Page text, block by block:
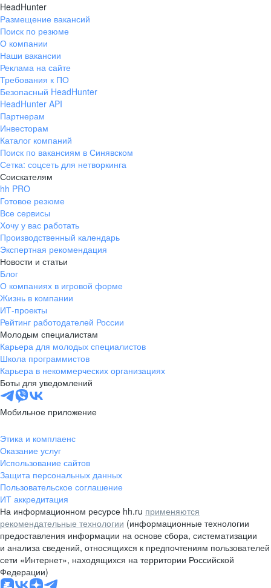
HeadHunter
Размещение вакансий
Поиск по резюме
О компании
Наши вакансии
Реклама на сайте
Требования к ПО
Безопасный HeadHunter
HeadHunter API
Партнерам
Инвесторам
Каталог компаний
Поиск по вакансиям в Синявском
Сетка: соцсеть для нетворкинга
Соискателям
hh PRO
Готовое резюме
Все сервисы
Хочу у вас работать
Производственный календарь
Экспертная рекомендация
Новости и статьи
Блог
О компаниях в игровой форме
Жизнь в компании
ИТ-проекты
Рейтинг работодателей России
Молодым специалистам
Карьера для молодых специалистов
Школа программистов
Карьера в некоммерческих организациях
Боты для уведомлений
Мобильное приложение
Этика и комплаенс
Оказание услуг
Использование сайтов
Защита персональных данных
Пользовательское соглашение
ИТ аккредитация
На информационном ресурсе hh.ru применяются
рекомендательные технологии (информационные технологии
предоставления информации на основе сбора, систематизации
и анализа сведений, относящихся к предпочтениям пользователей
сети «Интернет», находящихся на территории Российской
Федерации)